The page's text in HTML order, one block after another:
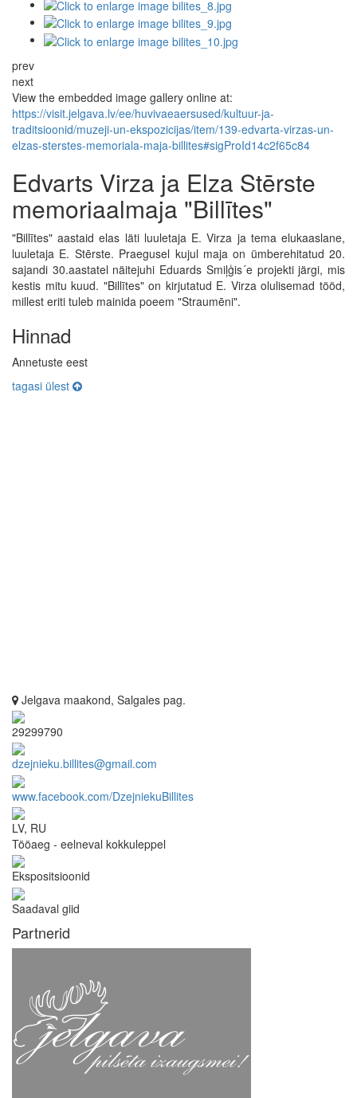
prev
next
View the embedded image gallery online at:
https://visit.jelgava.lv/ee/huvivaeaersused/kultuur-ja-
traditsioonid/muzeji-un-ekspozicijas/item/139-edvarta-virzas-un-
elzas-sterstes-memoriala-maja-billites#sigProId14c2f65c84
Edvarts Virza ja Elza Stērste
memoriaalmaja "Billītes"
"Billītes" aastaid elas läti luuletaja E. Virza ja tema elukaaslane,
luuletaja E. Stērste. Praegusel kujul maja on ümberehitatud 20.
sajandi 30.aastatel näitejuhi Eduards Smiļģis´e projekti järgi, mis
kestis mitu kuud. "Billītes" on kirjutatud E. Virza olulisemad tööd,
millest eriti tuleb mainida poeem "Straumēni".
Hinnad
Annetuste eest
tagasi ülest
Jelgava maakond, Salgales pag.
29299790
dzejnieku.billites@gmail.com
www.facebook.com/DzejniekuBillites
LV, RU
Tööaeg - eelneval kokkuleppel
Ekspositsioonid
Saadaval giid
Partnerid